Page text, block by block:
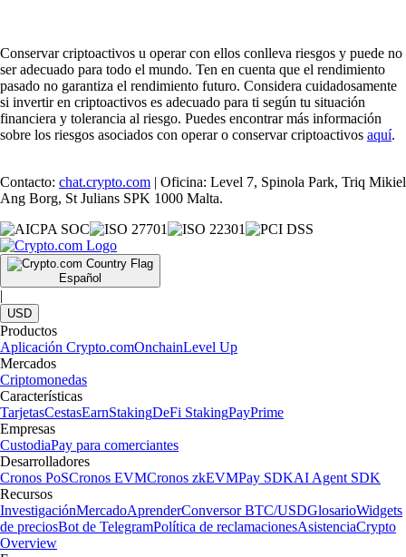
Conservar criptoactivos u operar con ellos conlleva riesgos y puede no
ser adecuado para todo el mundo. Ten en cuenta que el rendimiento
pasado no garantiza el rendimiento futuro. Considera cuidadosamente
si invertir en criptoactivos es adecuado para ti según tu situación
financiera y tolerancia al riesgo. Puedes encontrar más información
sobre los riesgos asociados con operar o conservar criptoactivos aquí.
Contacto: chat.crypto.com | Oficina: Level 7, Spinola Park, Triq Mikiel
Ang Borg, St Julians SPK 1000 Malta.
Español
|
USD
Productos
Aplicación Crypto.comOnchainLevel Up
Mercados
Criptomonedas
Características
TarjetasCestasEarnStakingDeFi StakingPayPrime
Empresas
CustodiaPay para comerciantes
Desarrolladores
Cronos PoSCronos EVMCronos zkEVMPay SDKAI Agent SDK
Recursos
InvestigaciónMercadoAprenderConversor BTC/USDGlosarioWidgets
de preciosBot de TelegramPolítica de reclamacionesAsistenciaCrypto
Overview